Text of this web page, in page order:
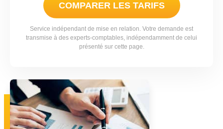
COMPARER LES TARIFS
Service indépendant de mise en relation. Votre demande est
transmise à des experts-comptables, indépendamment de celui
présenté sur cette page.